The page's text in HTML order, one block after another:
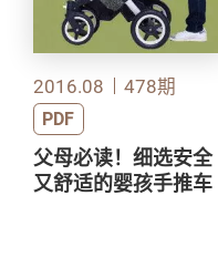
2016.08 478期
PDF
父母必读！细选安全
又舒适的婴孩手推车